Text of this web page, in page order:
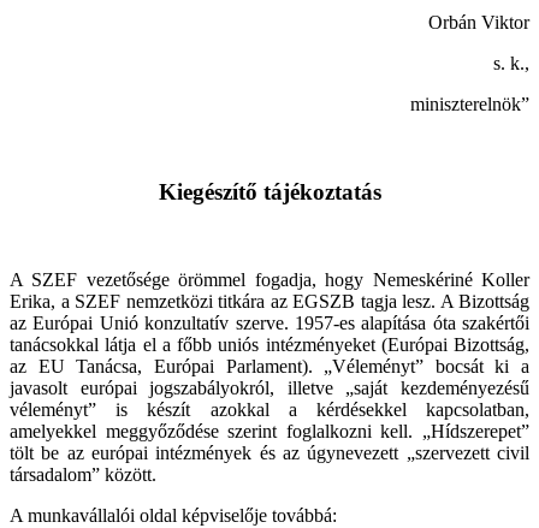
Orbán Viktor
s. k.,
miniszterelnök”
Kiegészítő tájékoztatás
A SZEF vezetősége örömmel fogadja, hogy Nemeskériné Koller
Erika, a SZEF nemzetközi titkára az EGSZB tagja lesz. A Bizottság
az Európai Unió konzultatív szerve. 1957-es alapítása óta szakértői
tanácsokkal látja el a főbb uniós intézményeket (Európai Bizottság,
az EU Tanácsa, Európai Parlament). „Véleményt” bocsát ki a
javasolt európai jogszabályokról, illetve „saját kezdeményezésű
véleményt” is készít azokkal a kérdésekkel kapcsolatban,
amelyekkel meggyőződése szerint foglalkozni kell. „Hídszerepet”
tölt be az európai intézmények és az úgynevezett „szervezett civil
társadalom” között.
A munkavállalói oldal képviselője továbbá: